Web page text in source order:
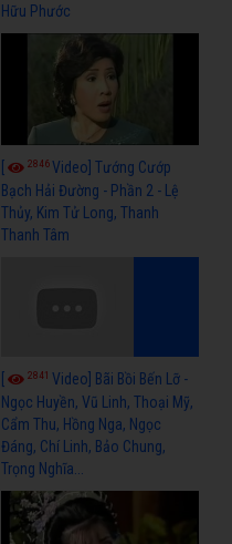
Hữu Phước
2846Video] Tướng Cướp
Bạch Hải Đường - Phần 2 - Lệ
Thủy, Kim Tử Long, Thanh
Thanh Tâm
2841 Video] Bãi Bồi Bến Lỡ -
Ngọc Huyền, Vũ Linh, Thoại Mỹ,
Cẩm Thu, Hồng Nga, Ngọc
Đáng, Chí Linh, Bảo Chung,
Trọng Nghĩa...